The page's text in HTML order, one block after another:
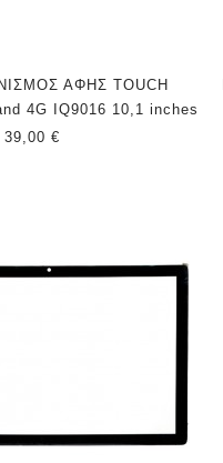
ΑΦΗΣ TOUCH
4G IQ9016 10,1 inches
39,00 €